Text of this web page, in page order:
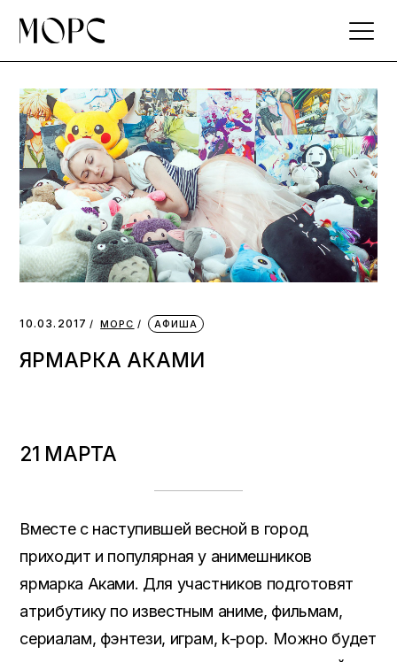
the
10.03.2017 МОРС АФИША
ЯРМАРКА АКАМИ
21 МАРТА
Вместе с наступившей весной в город
приходит и популярная у анимешников
ярмарка Аками. Для участников подготовят
атрибутику по известным аниме, фильмам,
сериалам, фэнтези, играм, k-pop. Можно будет